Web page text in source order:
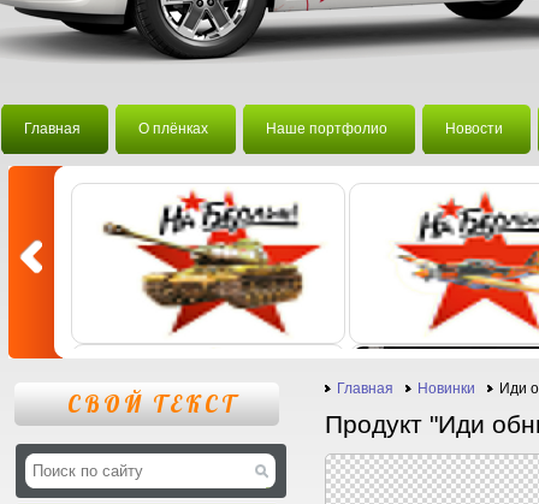
Главная О плёнках Наше портфолио Новости
Главная Новинки Иди
Продукт "Иди
СВОЙ ТЕКСТ